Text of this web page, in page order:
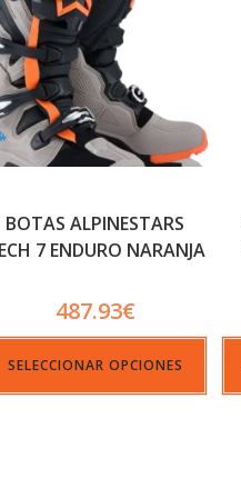
BOTAS ALPINESTARS
7 ENDURO NARANJA
487.93€
SELECCIONAR OPCIONES